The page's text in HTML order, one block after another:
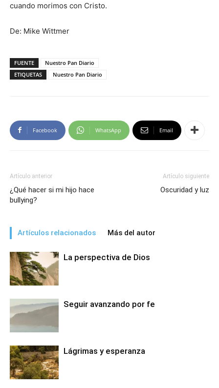
cuando morimos con Cristo.
De: Mike Wittmer
FUENTE
Nuestro Pan Diario
ETIQUETAS
Nuestro Pan Diario
Facebook WhatsApp Email
Artículo anterior
¿Qué hacer si mi hijo hace
bullying?
Artículo siguiente
Oscuridad y luz
Artículos relacionados Más del autor
La perspectiva de Dios
Seguir avanzando por fe
Lágrimas y esperanza